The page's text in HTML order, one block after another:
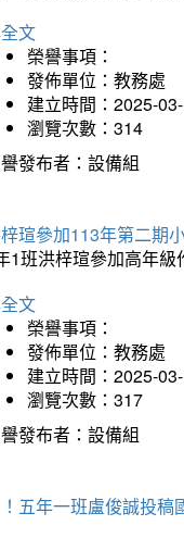
文
榮譽事項：
發佈單位：教務處
建立時間：2025-
瀏覽次數：314
發布者：設備組
瑄參加113年第二期
1班洪梓瑄參加高年
文
榮譽事項：
發佈單位：教務處
建立時間：2025-
瀏覽次數：317
發布者：設備組
五年一班盧俊誠投稿